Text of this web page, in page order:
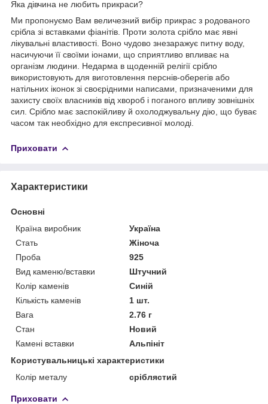
Яка дівчина не любить прикраси?
Ми пропонуємо Вам величезний вибір прикрас з родованого
срібла зі вставками фіанітів. Проти золота срібло має явні
лікувальні властивості. Воно чудово знезаражує питну воду,
насичуючи її своїми іонами, що сприятливо впливає на
організм людини. Недарма в щоденній релігії срібло
використовують для виготовлення перснів-оберегів або
натільних іконок зі своєрідними написами, призначеними для
захисту своїх власників від хвороб і поганого впливу зовнішніх
сил. Срібло має заспокійливу й охолоджувальну дію, що буває
часом так необхідно для експресивної молоді.
Приховати
Характеристики
Основні
Країна виробник
Україна
Стать
Жіноча
Проба
925
Вид каменю/вставки
Штучний
Колір каменів
Синій
Кількість каменів
1 шт.
Вага
2.76 г
Стан
Новий
Камені вставки
Альпініт
Користувальницькі характеристики
Колір металу
сріблястий
Приховати